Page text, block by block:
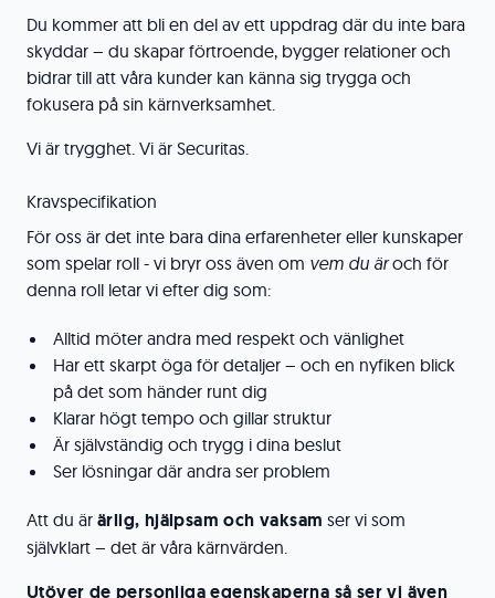
Du kommer att bli en del av ett uppdrag där du inte bara
skyddar – du skapar förtroende, bygger relationer och
bidrar till att våra kunder kan känna sig trygga och
fokusera på sin kärnverksamhet.
Vi är trygghet. Vi är Securitas.
Kravspecifikation
För oss är det inte bara dina erfarenheter eller kunskaper
som spelar roll - vi bryr oss även om vem du äroch för
denna roll letar vi efter dig som:
Alltid möter andra med respekt och vänlighet
Har ett skarpt öga för detaljer – och en nyfiken blick
på det som händer runt dig
Klarar högt tempo och gillar struktur
Är självständig och trygg i dina beslut
Ser lösningar där andra ser problem
Att du är ärlig, hjälpsam och vaksam ser vi som
självklart – det är våra kärnvärden.
Utöver de personliga egenskaperna så ser vi även